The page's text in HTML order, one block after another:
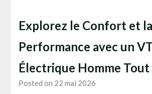
Explorez le Confort et la
Performance avec un
Électrique Homme Tout
Posted on 22 mai 2026